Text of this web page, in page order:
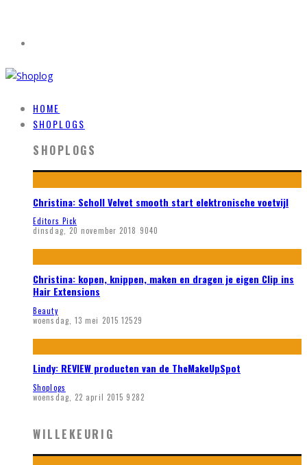
HOME
SHOPLOGS
SHOPLOGS
Christina: Scholl Velvet smooth start elektronische voetvijl
Editors Pick
dinsdag, 20 november 2018 9040
Christina: kopen, knippen, maken en dragen je eigen Clip ins
Hair Extensions
Beauty
woensdag, 13 mei 2015 12529
Lindy: REVIEW producten van de TheMakeUpSpot
Shoplogs
woensdag, 22 april 2015 9282
WILLEKEURIG